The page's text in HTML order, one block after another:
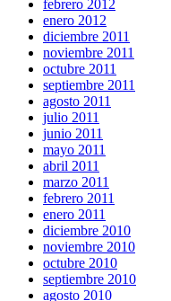
febrero 2012
enero 2012
diciembre 2011
noviembre 2011
octubre 2011
septiembre 2011
agosto 2011
julio 2011
junio 2011
mayo 2011
abril 2011
marzo 2011
febrero 2011
enero 2011
diciembre 2010
noviembre 2010
octubre 2010
septiembre 2010
agosto 2010